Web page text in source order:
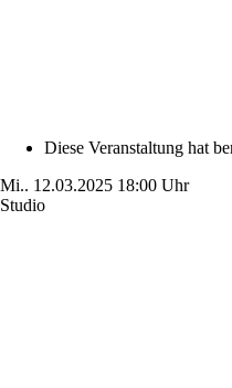
Diese Veranstaltung hat
Mi.. 12.03.2025 18:00 Uhr
Studio